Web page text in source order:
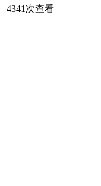
4341次查看